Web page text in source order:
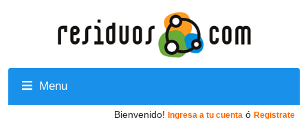
Menu
Bienvenido! Ingresa a tu cuenta ó Registrate